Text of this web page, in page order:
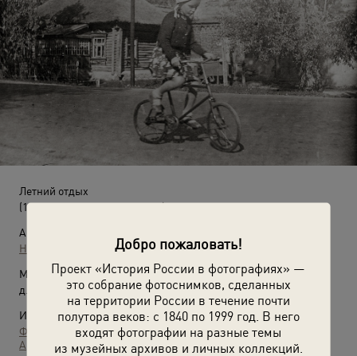
Добро пожаловать!
Проект «История России в фотографиях» —
это собрание фотоснимков, сделанных
на территории России в течение почти
полутора веков: с 1840 по 1999 год. В него
входят фотографии на разные темы
из музейных архивов и личных коллекций.
Летний отдых
(1 мая 1939 - 31 декабря 1941)
Автор:
Неизвестный автор
Место съемки:
д. Детково, станция Столбовая
Источники:
Фотографии пользователей russiainphoto.ru
Архив Елены Черновой